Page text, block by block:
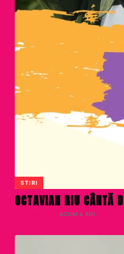
STIRI
OCTAVIAN RIU CÂNTĂ
· ACUM 4 ANI